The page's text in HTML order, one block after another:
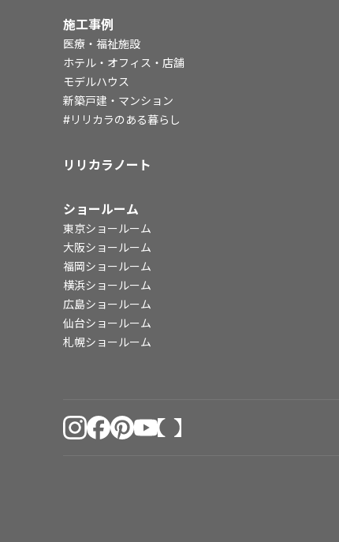
施工事例
医療・福祉施設
ホテル・オフィス・店舗
モデルハウス
新築戸建・マンション
#リリカラのある暮らし
リリカラノート
ショールーム
東京ショールーム
大阪ショールーム
福岡ショールーム
横浜ショールーム
広島ショールーム
仙台ショールーム
札幌ショールーム